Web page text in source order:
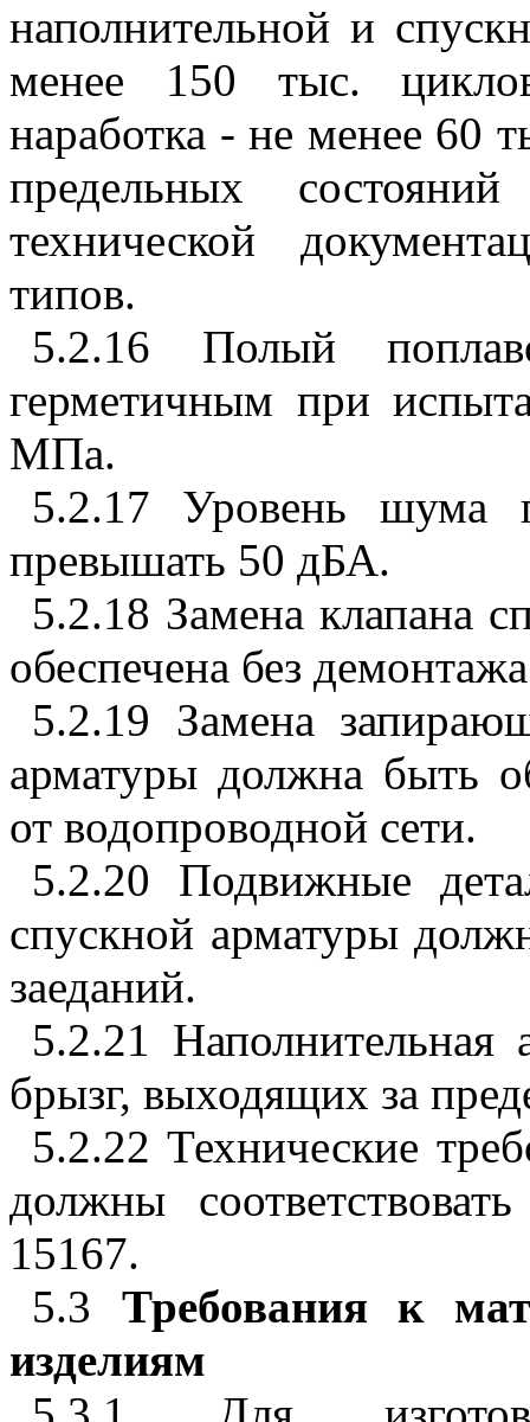
наполнительной и
менее 150 тыс.
наработка - не менее 60
предельных
технической
типов.
5.2.16 Полый
герметичным при
МПа.
5.2.17 Уровень шума
превышать 50 дБА.
5.2.18 Замена клапана
обеспечена без
5.2.19 Замена
арматуры должна быть
от водопроводной сети.
5.2.20 Подвижные
спускной арматуры
заеданий.
5.2.21 Наполнительная
брызг, выходящих за
5.2.22 Технические
должны
15167.
5.3 Требования к
изделиям